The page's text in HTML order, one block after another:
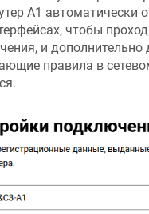
А1 автоматически
чтобы
и дополнительно
правила в